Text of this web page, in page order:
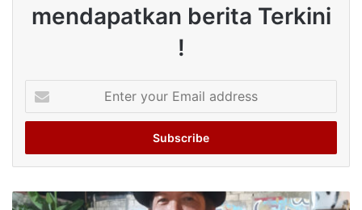
mendapatkan berita Terkini
!
your
Email